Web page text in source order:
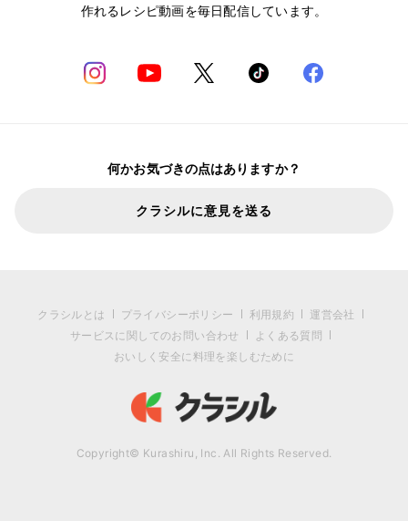
作れるレシピ動画を毎日配信しています。
何かお気づきの点はありますか？
クラシルに意見を送る
クラシルとは プライバシーポリシー 利用規約
運営会社
サービスに関してのお問い合わせ
よくある質問
おいしく安全に料理を楽しむために
Copyright© Kurashiru, Inc. All Rights Reserved.